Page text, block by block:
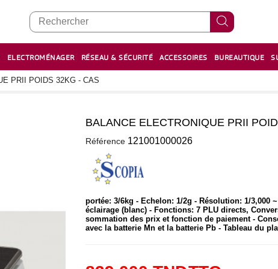
ELECTROMÉNAGER RÉSEAU & SÉCURITÉ ACCESSOIRES BUREAUTIQUE
PRII POIDS 32KG - CAS
BALANCE ELECTRONIQUE PRII
Référence 121001000026
portée: 3/6kg - Echelon: 1/2g - Résolution: 1/3,000
éclairage (blanc) - Fonctions: 7 PLU directs,
sommation des prix et fonction de paiement -
avec la batterie Mn et la batterie Pb - Tableau du